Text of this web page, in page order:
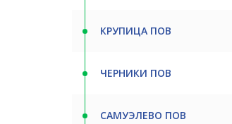
КРУПИЦА ПОВ
ЧЕРНИКИ ПОВ
САМУЭЛЕВО ПОВ